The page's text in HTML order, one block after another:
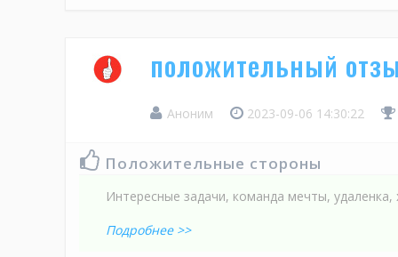
положительный
Аноним 2023-09-06 14:30:22
Положительные стороны
Интересные задачи, команда мечты,
Подробнее >>